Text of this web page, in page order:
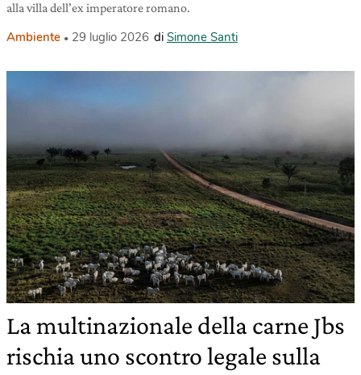
alla villa dell’ex imperatore romano.
Ambiente 29 luglio 2026 di Simone Santi
La multinazionale della carne Jbs
rischia uno scontro legale sulla